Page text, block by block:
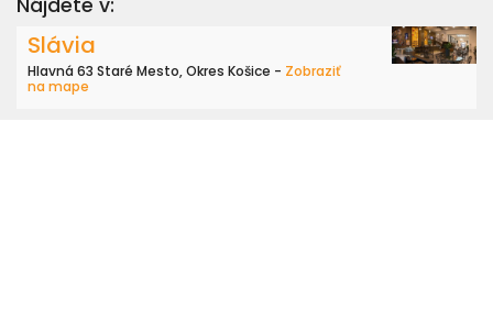
Nájdete v:
Slávia
Hlavná 63 Staré Mesto, Okres Košice - Zobraziť
na mape